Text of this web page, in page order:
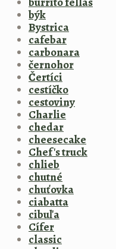
býk
Bystrica
cafebar
carbonara
černohor
Čertíci
cestíčko
cestoviny
Charlie
chedar
cheesecake
Chef's truck
chlieb
chutné
chuťovka
ciabatta
cibuľa
Cífer
classic